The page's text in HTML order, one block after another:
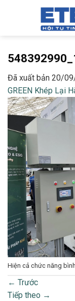
Đã xuất bản 20/
GREEN Khép Lại
Hiện cả chức năng
← Trước
Tiếp theo →